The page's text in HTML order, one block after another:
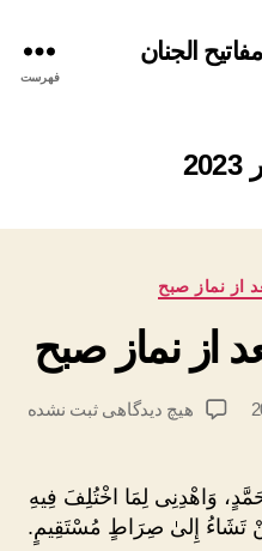
الجنان
فهرست
از نماز صبح
از نماز صبح
هیچ دیدگاهیبرای
دعاهای
بعد
از
ثبت نشده
وَاهْدِنِى لِمَا اخْتُلِفَ فِيهِ
تَشَاءُ إِلىٰ صِرَاطٍ مُسْتَقِيمٍ.